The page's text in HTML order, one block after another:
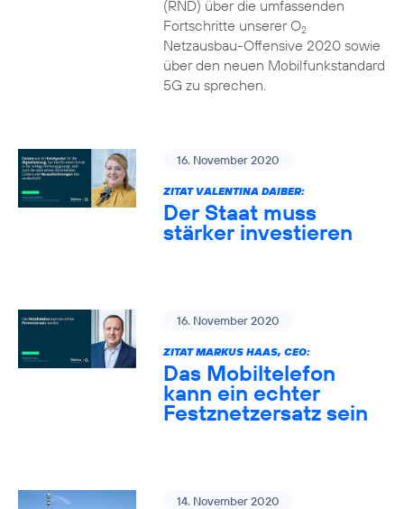
(RND) über die umfassenden
Fortschritte unserer O2
Netzausbau-Offensive 2020 sowie
über den neuen Mobilfunkstandard
5G zu sprechen.
16. November 2020
ZITAT VALENTINA DAIBER:
Der Staat muss
stärker investieren
16. November 2020
ZITAT MARKUS HAAS, CEO:
Das Mobiltelefon
kann ein echter
Festznetzersatz sein
14. November 2020